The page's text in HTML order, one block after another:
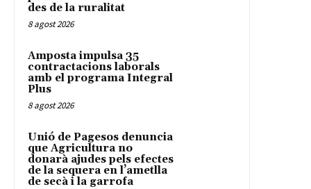
des de la ruralitat
8 agost 2026
Amposta impulsa 35
contractacions laborals
amb el programa Integral
Plus
8 agost 2026
Unió de Pagesos denuncia
que Agricultura no
donarà ajudes pels efectes
de la sequera en l’ametlla
de secà i la garrofa